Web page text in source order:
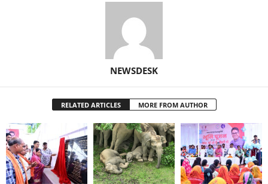
NEWSDESK
RELATED ARTICLES MORE FROM AUTHOR